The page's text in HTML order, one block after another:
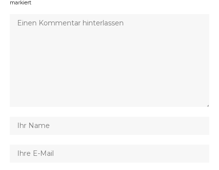
markiert